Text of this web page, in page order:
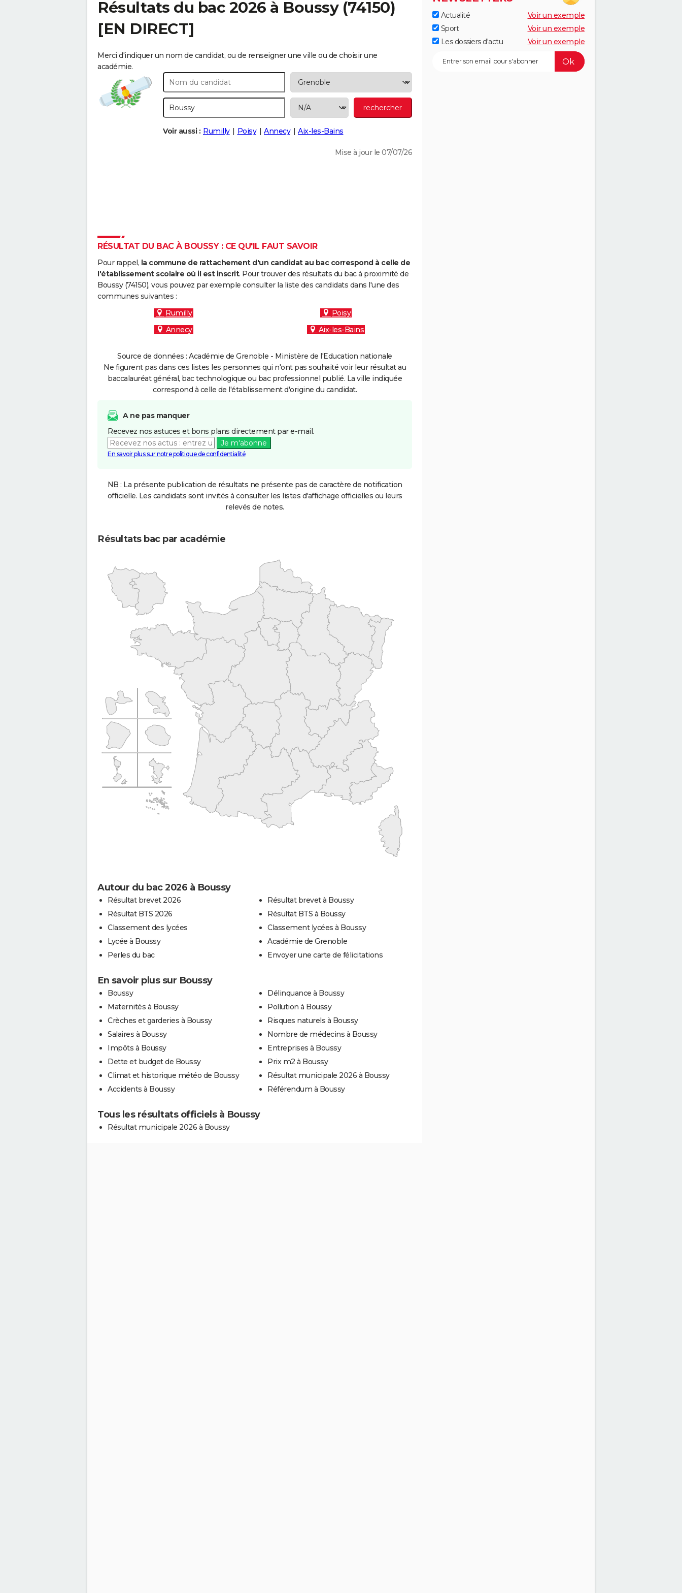
Résultats du bac 2026 à Boussy(74150)
[EN DIRECT]
Merci d'indiquer un nom de candidat, ou de renseigner une ville ou de choisir une
académie.
Voir aussi : Rumilly Poisy Annecy Aix-les-Bains
Mise à jour le 07/07/26
RÉSULTAT DU BAC À BOUSSY : CE QU'IL FAUT SAVOIR
Pour rappel, la commune de rattachement d'un candidat au bac correspond à celle de
l'établissement scolaire où il est inscrit. Pour trouver des résultats du bac à proximité de
Boussy (74150), vous pouvez par exemple consulter la liste des candidats dans l'une des
communes suivantes :
Rumilly
Poisy
Annecy
Aix-les-Bains
Source de données : Académie de Grenoble - Ministère de l'Education nationale
Ne figurent pas dans ces listes les personnes qui n'ont pas souhaité voir leur résultat au
baccalauréat général, bac technologique ou bac professionnel publié. La ville indiquée
correspond à celle de l'établissement d'origine du candidat.
A ne pas manquer
Recevez nos astuces et bons plans directement par e-mail.
Je m'abonne
En savoir plus sur notre politique de confidentialité
NB : La présente publication de résultats ne présente pas de caractère de notification
officielle. Les candidats sont invités à consulter les listes d'affichage officielles ou leurs
relevés de notes.
Résultats bac par académie
Autour du bac 2026 à Boussy
Résultat brevet 2026
Résultat BTS 2026
Classement des lycées
Lycée à Boussy
Perles du bac
Résultat brevet à Boussy
Résultat BTS à Boussy
Classement lycées à Boussy
Académie de Grenoble
Envoyer une carte de félicitations
En savoir plus sur Boussy
Boussy
Maternités à Boussy
Crèches et garderies à Boussy
Salaires à Boussy
Impôts à Boussy
Dette et budget de Boussy
Climat et historique météo de Boussy
Accidents à Boussy
Délinquance à Boussy
Pollution à Boussy
Risques naturels à Boussy
Nombre de médecins à Boussy
Entreprises à Boussy
Prix m2 à Boussy
Résultat municipale 2026 à Boussy
Référendum à Boussy
Tous les résultats officiels à Boussy
Résultat municipale 2026 à Boussy
Actualité
Voir un exemple
Sport
Voir un exemple
Les dossiers d'actu
Voir un exemple